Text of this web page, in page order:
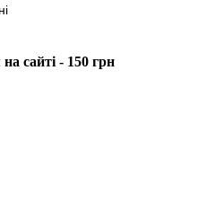
сайті - 150 грн